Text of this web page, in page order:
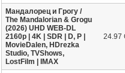
Мандалорец и Грогу /
The Mandalorian & Grogu
(2026) UHD WEB-DL
2160p | 4K | SDR | D, P |
MovieDalen, HDrezka
Studio, TVShows,
LostFilm | IMAX
24.97